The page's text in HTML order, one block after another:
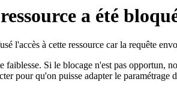
a été
l'accès à cette ressource car la requête
faiblesse. Si le blocage n'est pas opportun,
pour qu'on puisse adapter le paramétrage